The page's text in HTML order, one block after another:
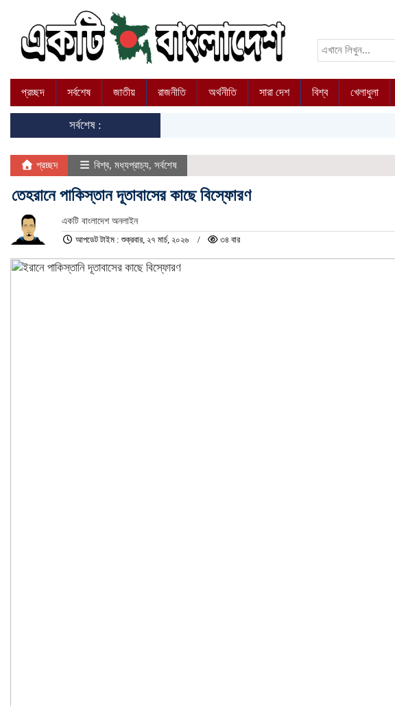
প্রচ্ছদ সর্বশেষ জাতীয় রাজনীতি অর্থনীতি সারা দেশ বিশ্ব খেলাধুলা
সর্বশেষ :
প্রচ্ছদ বিশ্ব, মধ্যপ্রাচ্য, সর্বশেষ
তেহরানে পাকিস্তান দূতাবাসের কাছে বিস্ফোরণ
একটি বাংলাদেশ অনলাইন
আপডেট টাইম : শুক্রবার, ২৭ মার্চ, ২০২৬
৩৪ বার